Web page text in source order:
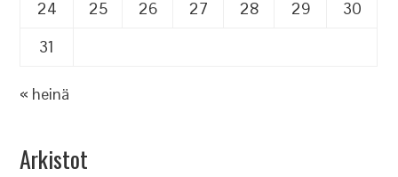
24
25 26 27 28 29
30
31
« heinä
Arkistot